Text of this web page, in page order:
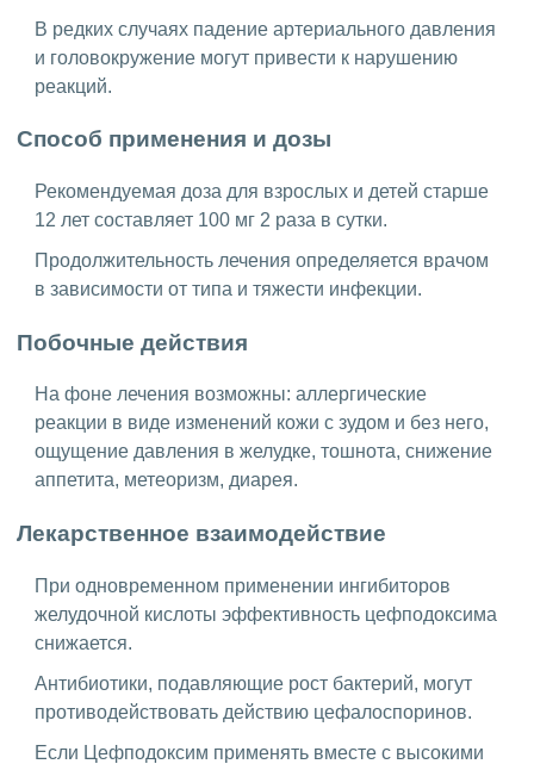
В редких случаях падение артериального давления
и головокружение могут привести к нарушению
реакций.
Способ применения и дозы
Рекомендуемая доза для взрослых и детей старше
12 лет составляет 100 мг 2 раза в сутки.
Продолжительность лечения определяется врачом
в зависимости от типа и тяжести инфекции.
Побочные действия
На фоне лечения возможны: аллергические
реакции в виде изменений кожи с зудом и без него,
ощущение давления в желудке, тошнота, снижение
аппетита, метеоризм, диарея.
Лекарственное взаимодействие
При одновременном применении ингибиторов
желудочной кислоты эффективность цефподоксима
снижается.
Антибиотики, подавляющие рост бактерий, могут
противодействовать действию цефалоспоринов.
Если Цефподоксим применять вместе с высокими